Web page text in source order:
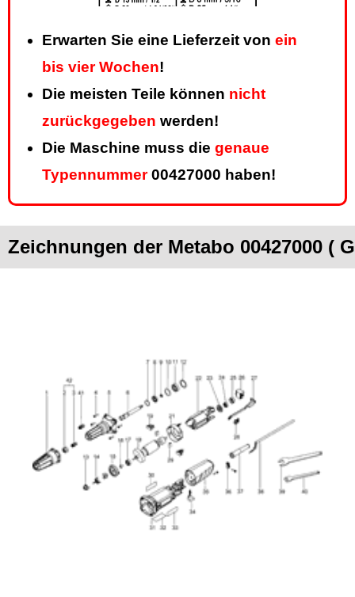
Erwarten Sie eine Lieferzeit von ein
bis vier Wochen!
Die meisten Teile können nicht
zurückgegeben werden!
Die Maschine muss die genaue
Typennummer00427000 haben!
Zeichnungen der Metabo 00427000 (